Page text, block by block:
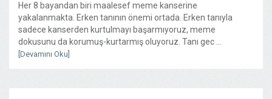
Her 8 bayandan biri maalesef meme kanserine
yakalanmakta. Erken tanının önemi ortada. Erken tanıyla
sadece kanserden kurtulmayı başarmıyoruz, meme
dokusunu da korumuş-kurtarmış oluyoruz. Tanı gec ...
[Devamını Oku]